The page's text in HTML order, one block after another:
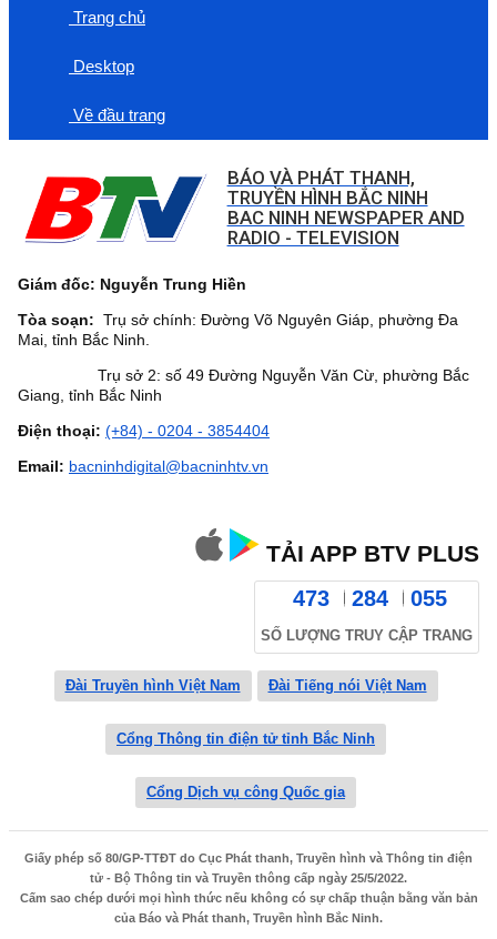
Trang chủ
Desktop
Về đầu trang
BÁO VÀ PHÁT THANH,
TRUYỀN HÌNH BẮC NINH
BAC NINH NEWSPAPER AND
RADIO - TELEVISION
Giám đốc: Nguyễn Trung Hiền
Tòa soạn: Trụ sở chính: Đường Võ Nguyên Giáp, phường Đa
Mai, tỉnh Bắc Ninh.
Trụ sở 2: số 49 Đường Nguyễn Văn Cừ, phường Bắc
Giang, tỉnh Bắc Ninh
Điện thoại: (+84) - 0204 - 3854404
Email: bacninhdigital@bacninhtv.vn
TẢI APP BTV PLUS
473 284 055
SỐ LƯỢNG TRUY CẬP TRANG
Đài Truyền hình Việt Nam Đài Tiếng nói Việt Nam
Cổng Thông tin điện tử tỉnh Bắc Ninh
Cổng Dịch vụ công Quốc gia
Giấy phép số 80/GP-TTĐT do Cục Phát thanh, Truyền hình và Thông tin điện
tử - Bộ Thông tin và Truyền thông cấp ngày 25/5/2022.
Cấm sao chép dưới mọi hình thức nếu không có sự chấp thuận bằng văn bản
của Báo và Phát thanh, Truyền hình Bắc Ninh.